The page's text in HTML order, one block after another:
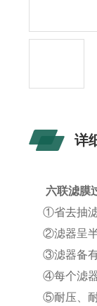
详
六联滤膜
①省去抽
②滤器呈
③滤器备
④每个滤
⑤耐压、